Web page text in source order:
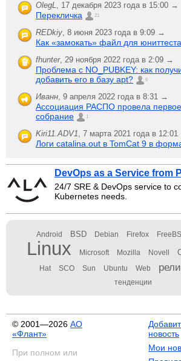
OlegL, 17 декабря 2023 года в 15:00 →
Перекличка 21
REDkiy, 8 июня 2023 года в 9:09 →
Как «замокать» файл для
fhunter, 29 ноября 2022 года в 2:09 →
Проблема с NO_PUBKEY: как
добавить его в базу apt?
6
Иванн, 9 апреля 2022 года в 8:31 →
Ассоциация РАСПО провела
собрание
1
Kiri11.ADV1, 7 марта 2021 года в
Логи catalina.out в TomCat 9 в
DevOps as a Service from
24/7 SRE & DevOps service to
Kubernetes needs.
Android BSD Debian Firefox
Linux Microsoft Mozilla Novell
Hat SCO Sun Ubuntu Web
тенденции
© 2001—2026 АО
«Флант»
При полном или
новость
Мои